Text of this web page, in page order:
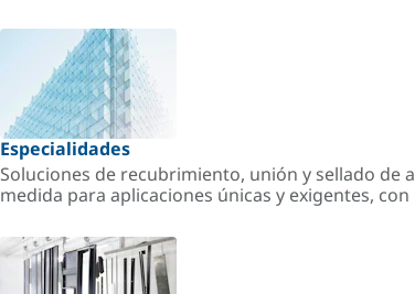
Especialidades
Soluciones de recubrimiento, unión y sellado de
medida para aplicaciones únicas y exigentes, con